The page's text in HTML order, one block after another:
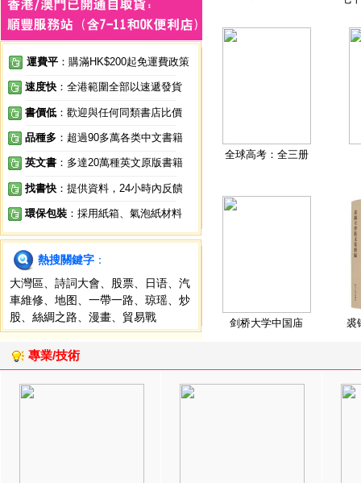
運費平 ：購滿HK$200起免運費政策
速度快 ：全港範圍全部以速遞發貨
書價低 ：歡迎與任何同類書店比價
品種多 ：超過90多萬各类中文書籍
英文書 ：多達20萬種英文原版書籍
找書快 ：提供資料，24小時內反饋
環保包裝 ：採用紙箱、氣泡紙材料
熱搜關鍵字 ：
大灣區
詩詞大會 股票 日语
汽
車維修
地图 一帶一路 琼瑶
炒
股
絲綢之路 漫畫 貿易戰
全球高考：全三册
剑桥大学中国庙 裘
專業/技術